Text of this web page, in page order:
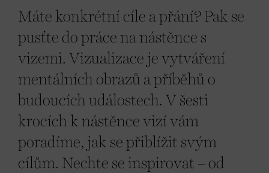
Máte konkrétní cíle a přání? Pak se
pusťte do práce na nástěnce s
vizemi. Vizualizace je vytváření
mentálních obrazů a příběhů o
budoucích událostech. V šesti
krocích k nástěnce vizí vám
poradíme, jak se přiblížit svým
cílům. Nechte se inspirovat – od